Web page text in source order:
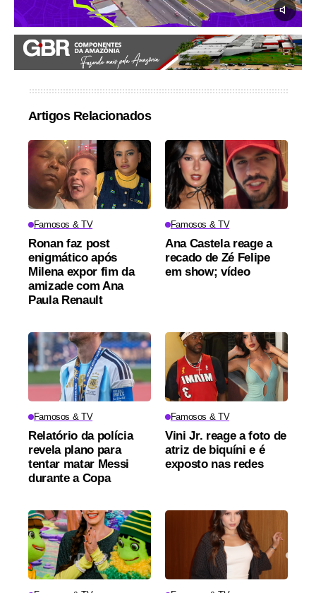
Artigos Relacionados
Famosos & TV
Ronan faz post
enigmático após
Milena expor fim da
amizade com Ana
Paula Renault
Famosos & TV
Ana Castela reage a
recado de Zé Felipe
em show; vídeo
Famosos & TV
Relatório da polícia
revela plano para
tentar matar Messi
durante a Copa
Famosos & TV
Vini Jr. reage a foto de
atriz de biquíni e é
exposto nas redes